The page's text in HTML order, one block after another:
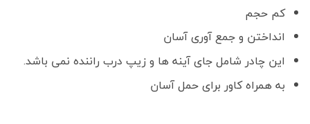
کم حجم
انداختن و جمع آوری آسان
این چادر شامل جای آینه ها و زیپ درب راننده نمی باشد.
به همراه کاور برای حمل آسان